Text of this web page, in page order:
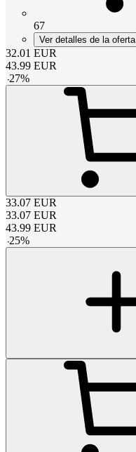
67
Ver detalles de la oferta
32.01 EUR
43.99 EUR
-27%
33.07 EUR
33.07 EUR
43.99 EUR
-25%